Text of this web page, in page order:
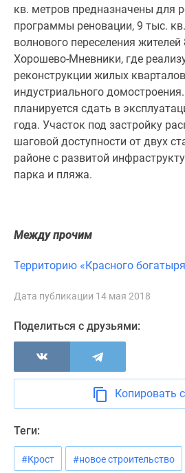
комнатные
комнатные
комнатные
Квартиры
карте
Ипотечный
калькулятор
Семейная
ипотека
Медиа
недвижимости
Мнение
эксперта
Аналитика
Покупателю
Экспертиза
новостроек
Эксперты
кв. метров предназначены для
программы реновации, 9 тыс.
волнового переселения жителей
Хорошево-Мневники, где
реконструкции жилых
индустриального
планируется сдать в
года. Участок под застройку
шаговой доступности от двух
районе с развитой
парка и пляжа.
Между прочим
Территорию «Красного
Дата публикации 14 мая 2018
Поделиться с друзьями:
Копировать
Теги:
#Крост #новое строительство